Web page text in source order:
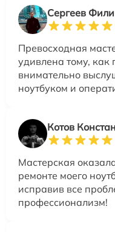
Сергеев
Превосходная
удивлена тому,
внимательно
ноутбуком и
Котов
Мастерская
ремонте моего
исправив все
профессионализм!